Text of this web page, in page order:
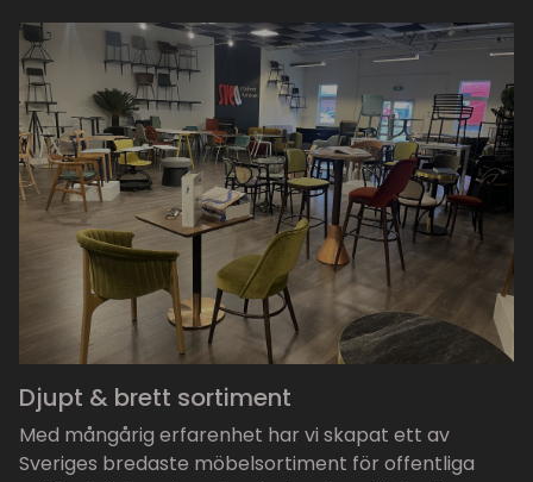
Djupt & brett sortiment
Med mångårig erfarenhet har vi skapat ett av
Sveriges bredaste möbelsortiment för offentliga